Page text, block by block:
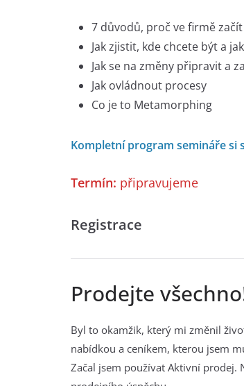
7 důvodů, proč ve firmě
Jak zjistit, kde chcete být a
Jak se na změny připravit a
Jak ovládnout procesy
Co je to Metamorphing
Kompletní program semináře si
Termín: připravujeme
Registrace
Prodejte
Byl to okamžik, který mi změnil
nabídkou a ceníkem, kterou jsem
Začal jsem používat Aktivní prodej.